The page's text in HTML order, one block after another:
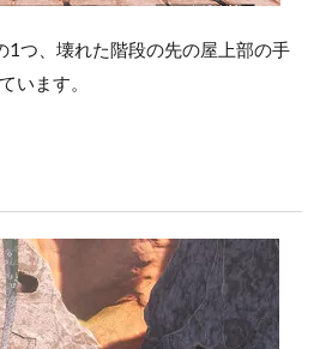
1つ、壊れた階段の先の屋上部の手
います。